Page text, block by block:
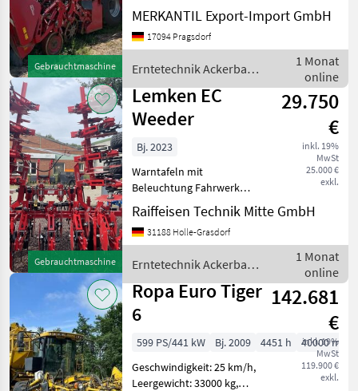
Gebrauchtmaschine
Flächenleistung: 5310 ha,
Reihenanzahl (6-reihig),
Kabine, Klimaanlage -
Hektarzä
MERKANTIL Export-Import GmbH
17094 Pragsdorf
Erntetechnik Ackerbau /
Grimme
1 Monat
online
Gebrauchtmaschine
Lemken EC
Weeder
29.750
€
inkl. 19%
MwSt
25.000 €
exkl.
Bj. 2023
Warntafeln mit
Beleuchtung Fahrwerk
Erntetechnik Ackerbau
Rübenvollernter
Raiffeisen Technik Mitte GmbH
31188 Holle-Grasdorf
Erntetechnik Ackerbau /
Lemken
1 Monat
online
Ropa Euro Tiger
6
142.681
€
inkl. 19%
MwSt
119.900 €
exkl.
599 PS/441 kW Bj. 2009 4451 h 40000 m³
Geschwindigkeit: 25 km/h,
Leergewicht: 33000 kg,